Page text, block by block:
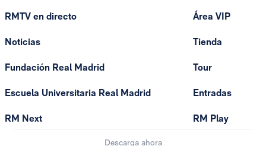
RMTV en directo
Noticias
Fundación Real Madrid
Escuela Universitaria Real Madrid
RM Next
Área VIP
Tienda
Tour
Entradas
RM Play
Descarga ahora